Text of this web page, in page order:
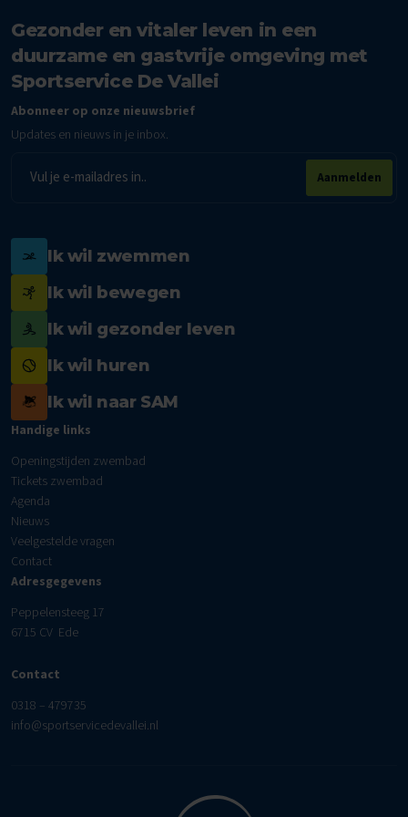
Gezonder en vitaler leven in een
duurzame en gastvrije omgeving met
Sportservice De Vallei
Abonneer op onze nieuwsbrief
Updates en nieuws in je inbox.
mailadres
Aanmelden
Ik wil zwemmen
Ik wil bewegen
Ik wil gezonder leven
Ik wil huren
Ik wil naar SAM
Handige links
Openingstijden zwembad
Tickets zwembad
Agenda
Nieuws
Veelgestelde vragen
Contact
Adresgegevens
Peppelensteeg 17
6715 CV Ede
Contact
0318 – 479735
info@sportservicedevallei.nl